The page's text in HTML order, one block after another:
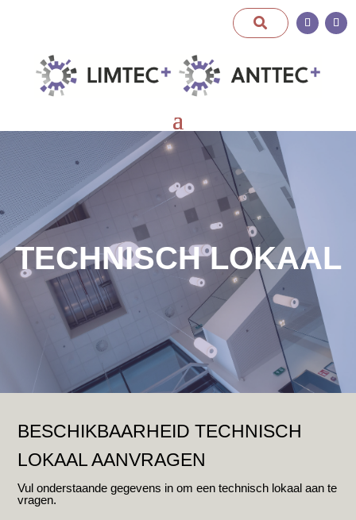
TECHNISCH LOKAAL
BESCHIKBAARHEID TECHNISCH
LOKAAL AANVRAGEN
Vul onderstaande gegevens in om een technisch lokaal aan te
vragen.